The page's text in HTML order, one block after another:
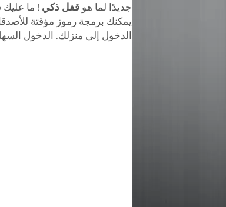
جديدًا لما هو قفل ذكي ! ما
يمكنك برمجة رموز مؤقتة
الدخول إلى منزلك. الدخول